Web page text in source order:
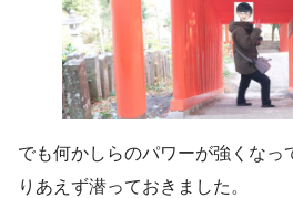
でも何かしらのパワーが強くなっ
りあえず潜っておきました。